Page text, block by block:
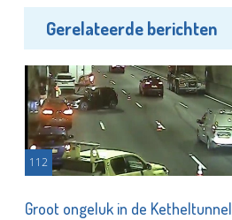
Gerelateerde berichten
112
Groot ongeluk in de Ketheltunnel